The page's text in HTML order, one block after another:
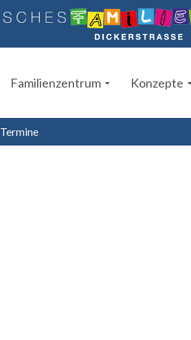
Familienzentrum Konzepte
Termine